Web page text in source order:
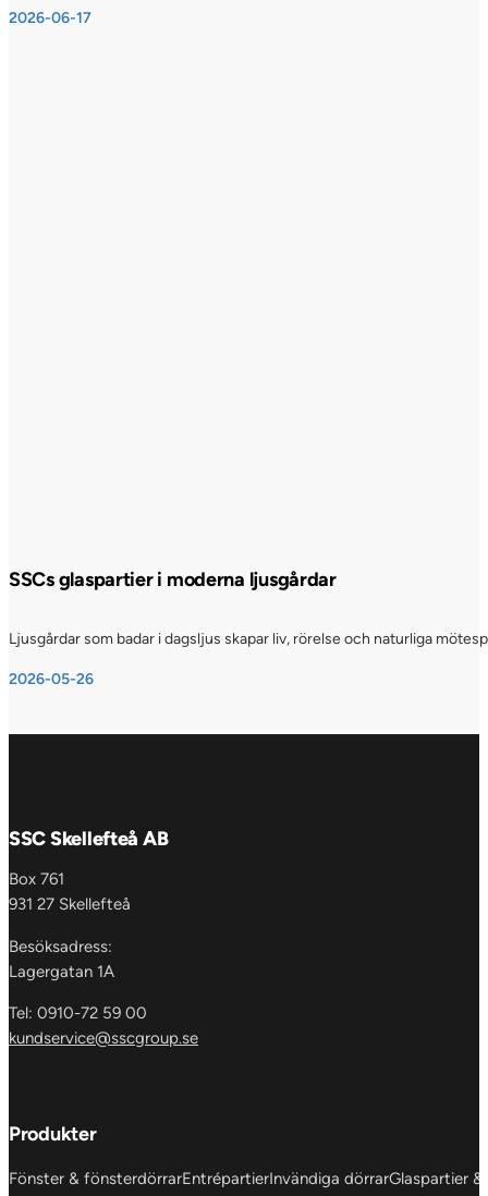
2026-06-17
SSCs glaspartier i moderna ljusgårdar
Ljusgårdar som badar i dagsljus skapar liv, rörelse och naturliga
2026-05-26
SSC Skellefteå AB
Box 761
931 27 Skellefteå
Besöksadress:
Lagergatan 1A
Tel: 0910-72 59 00
kundservice@sscgroup.se
Produkter
Fönster & fönsterdörrarEntrépartierInvändiga dörrarGlaspartier